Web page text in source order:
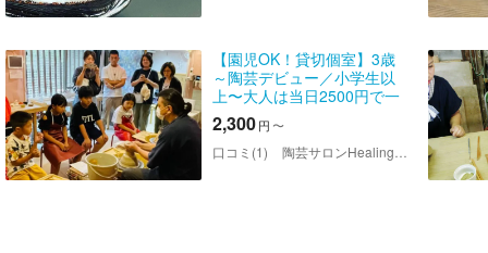
【園児OK！貸切個室】3歳
～陶芸デビュー／小学生以
上〜大人は当日2500円で一
緒に体験可！家族の思い出
作りに◎小さなお子様も電
動ろくろに挑戦♪家族で楽し
2,300円 〜
口コミ(1) 陶芸サロンHealingClay